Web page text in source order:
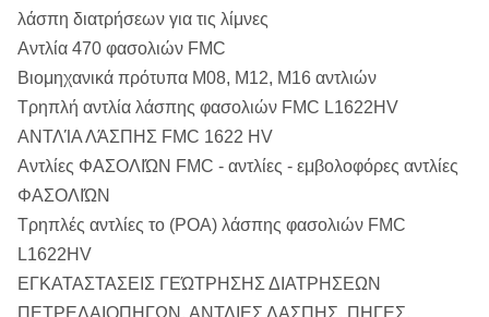
λάσπη διατρήσεων για τις λίμνες
Αντλία 470 φασολιών FMC
Βιομηχανικά πρότυπα M08, M12, M16 αντλιών
Τρηπλή αντλία λάσπης φασολιών FMC L1622HV
ΑΝΤΛΊΑ ΛΆΣΠΗΣ FMC 1622 HV
Αντλίες ΦΑΣΟΛΙΏΝ FMC - αντλίες - εμβολοφόρες αντλίες
ΦΑΣΟΛΙΏΝ
Τρηπλές αντλίες το (POA) λάσπης φασολιών FMC
L1622HV
ΕΓΚΑΤΑΣΤΑΣΕΙΣ ΓΕΏΤΡΗΣΗΣ ΔΙΑΤΡΗΣΕΩΝ
ΠΕΤΡΕΛΑΙΟΠΗΓΩΝ, ΑΝΤΛΙΕΣ ΛΑΣΠΗΣ, ΠΗΓΕΣ,